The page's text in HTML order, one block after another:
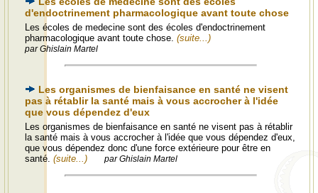
d'endoctrinement pharmacologique avant toute chose
Les écoles de medecine sont des écoles d'endoctrinement
pharmacologique avant toute chose. (suite...)
par Ghislain Martel
Les organismes de bienfaisance en santé ne visent
pas à rétablir la santé mais à vous accrocher à l'idée
que vous dépendez d'eux
Les organismes de bienfaisance en santé ne visent pas à rétablir
la santé mais à vous accrocher à l'idée que vous dépendez d'eux,
que vous dépendez donc d'une force extérieure pour être en
santé. (suite...) par Ghislain Martel